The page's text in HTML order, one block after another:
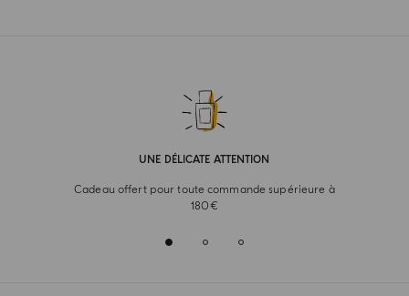
UNE DÉLICATE ATTENTION
Cadeau offert pour toute commande supérieure à
180€